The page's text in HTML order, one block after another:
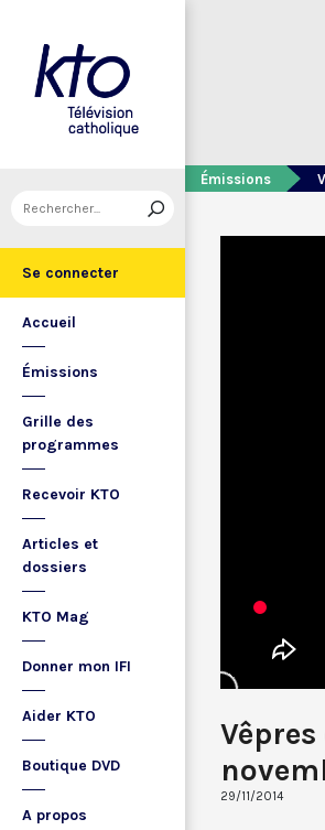
Se connecter
Accueil
Émissions
Grille des
programmes
Recevoir KTO
Articles et
dossiers
KTO Mag
Donner mon IFI
Aider KTO
Boutique DVD
A propos
Émissions
29/11/2014